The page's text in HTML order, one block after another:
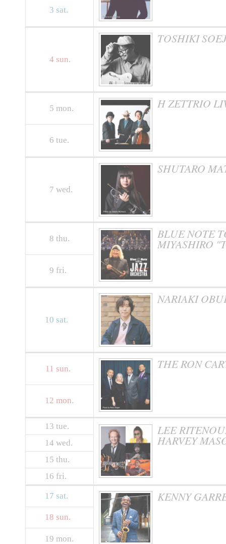
3 sat.
4 sun.
TOSHIKI
5 mon. H ZETTRIO
6 tue.
7 wed.
SHUTARO
8 thu. BLUE NOTE
MIYASHIRO
9 fri.
10 sat.
NARIAKI
11 sun. THE RON
12 mon.
13 tue. LEE
HARVEY
14 wed.
15 thu.
16 fri.
17 sat. KENNY
18 sun.
19 mon.